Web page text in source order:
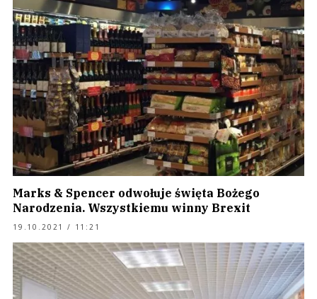
Marks & Spencer odwołuje święta Bożego
Narodzenia. Wszystkiemu winny Brexit
19.10.2021 / 11:21